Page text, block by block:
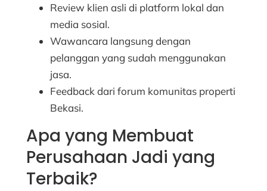
Review klien asli di platform lokal dan
media sosial.
Wawancara langsung dengan
pelanggan yang sudah menggunakan
jasa.
Feedback dari forum komunitas properti
Bekasi.
Apa yang Membuat
Perusahaan Jadi yang
Terbaik?